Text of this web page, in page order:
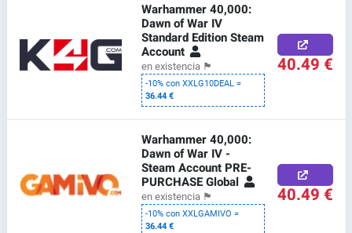
Warhammer 40,000:
Dawn of War IV
Standard Edition Steam
Account
en existencia 🏴
-10% con XXLG10DEAL =
36.44 €
40.49 €
Warhammer 40,000:
Dawn of War IV -
Steam Account PRE-
PURCHASE Global
en existencia 🏴
-10% con XXLGAMIVO =
36.44 €
40.49 €